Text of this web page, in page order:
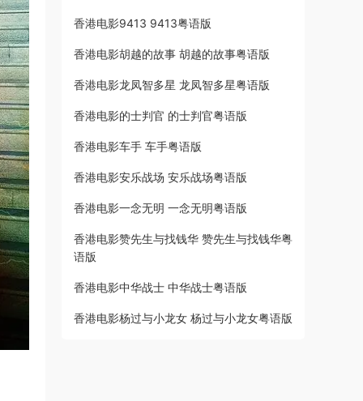
香港电影9413 9413粤语版
香港电影胡越的故事 胡越的故事粤语版
香港电影龙凤智多星 龙凤智多星粤语版
香港电影的士判官 的士判官粤语版
香港电影车手 车手粤语版
香港电影安乐战场 安乐战场粤语版
香港电影一念无明 一念无明粤语版
香港电影赞先生与找钱华 赞先生与找钱华粤
语版
香港电影中华战士 中华战士粤语版
香港电影杨过与小龙女 杨过与小龙女粤语版